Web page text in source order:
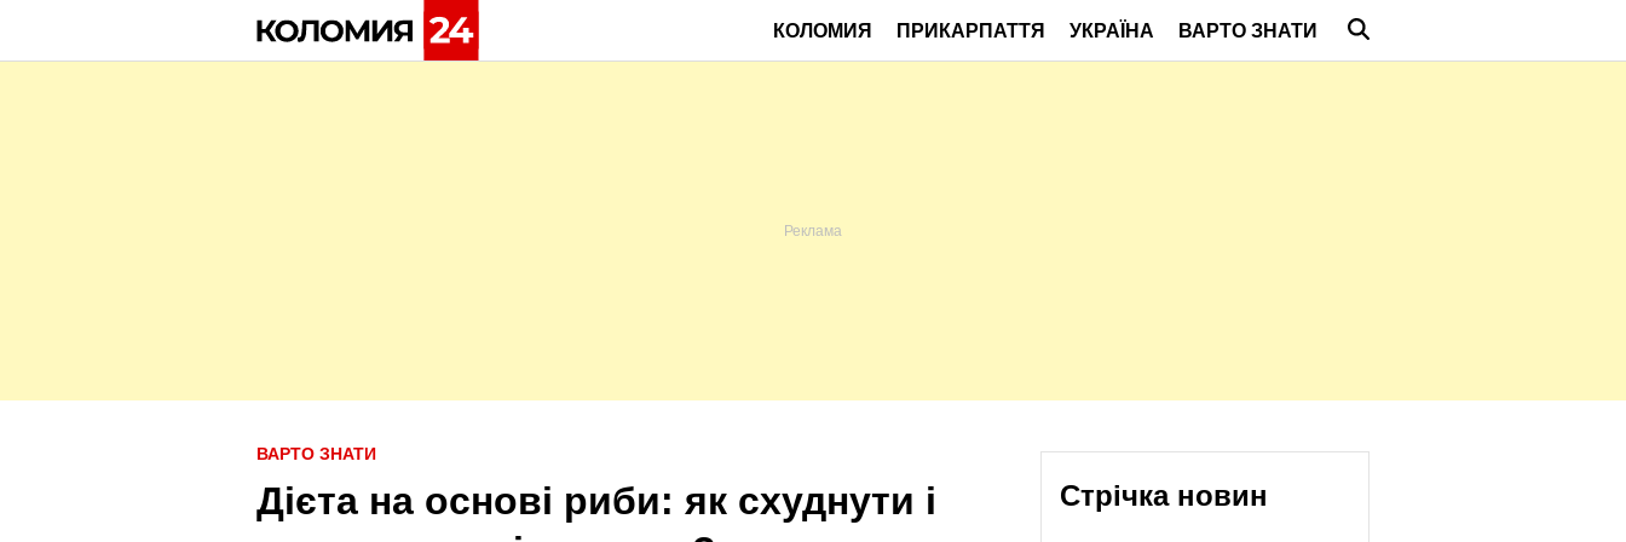
КОЛОМИЯ ПРИКАРПАТТЯ УКРАЇНА ВАРТО ЗНАТИ
P
o
s
ВАРТО ЗНАТИ
Дієта на основі риби: як схуднути і
Стрічка новин